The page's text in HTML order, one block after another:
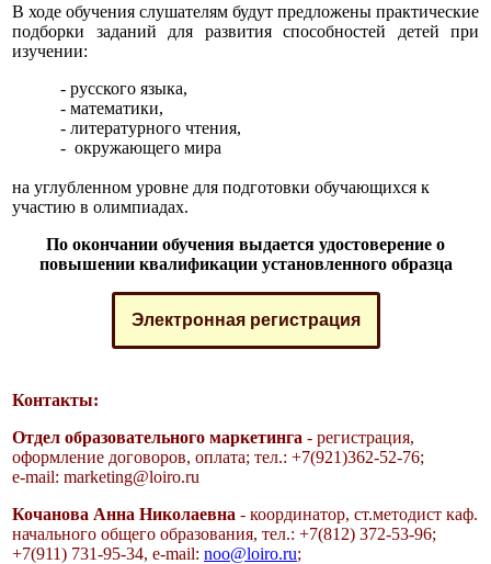
В ходе обучения слушателям будут предложены практические
подборки заданий для развития способностей детей при
изучении:
- русского языка,
- математики,
- литературного чтения,
- окружающего мира
на углубленном уровне для подготовки обучающихся к
участию в олимпиадах.
По окончании обучения выдается удостоверение о
повышении квалификации установленного образца
Электронная регистрация
Контакты:
Отдел образовательного маркетинга - регистрация,
оформление договоров, оплата; тел.: +7(921)362-52-76;
e-mail: marketing@loiro.ru
Кочанова Анна Николаевна - координатор, ст.методист каф.
начального общего образования, тел.: +7(812) 372-53-96;
+7(911) 731-95-34, e-mail: noo@loiro.ru;